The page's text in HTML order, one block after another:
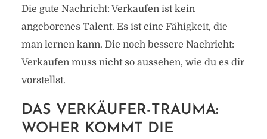
Die gute Nachricht: Verkaufen ist kein
angeborenes Talent. Es ist eine Fähigkeit, die
man lernen kann. Die noch bessere Nachricht:
Verkaufen muss nicht so aussehen, wie du es dir
vorstellst.
DAS VERKÄUFER-TRAUMA:
WOHER KOMMT DIE